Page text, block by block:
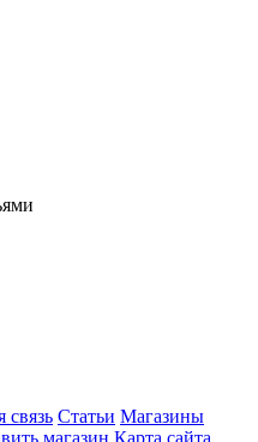
связь Статьи Магазины
магазин Карта сайта